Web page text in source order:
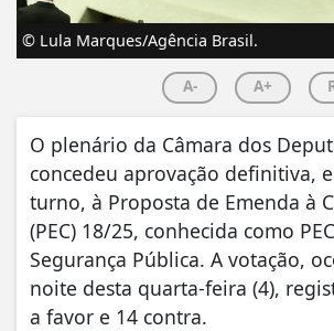
© Lula Marques/Agência Brasil.
A- A+
O plenário da Câmara dos
concedeu aprovação definitiva,
turno, à Proposta de Emenda à
(PEC) 18/25, conhecida como
Segurança Pública. A votação,
noite desta quarta-feira (4),
a favor e 14 contra.